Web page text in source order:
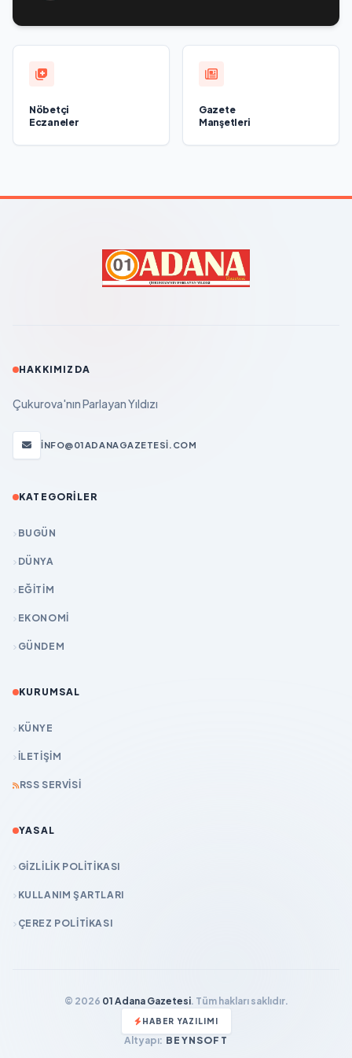
Nöbetçi
Eczaneler
Gazete
Manşetleri
HAKKIMIZDA
Çukurova'nın Parlayan Yıldızı
INFO@01ADANAGAZETESI.COM
KATEGORILER
BUGÜN
DÜNYA
EĞİTİM
EKONOMİ
GÜNDEM
KURUMSAL
KÜNYE
İLETIŞIM
RSS SERVISI
YASAL
GIZLILIK POLITIKASI
KULLANIM ŞARTLARI
ÇEREZ POLITIKASI
© 2026 01 Adana Gazetesi. Tüm hakları saklıdır.
HABER YAZILIMI
Altyapı: BEYNSOFT